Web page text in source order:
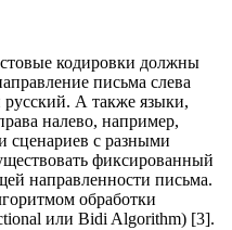
кодировки должны
письма слева
русский. А также языки,
налево, например,
сценариев с разными
фиксированный
направленности письма.
обработки
или Bidi Algorithm) [3].